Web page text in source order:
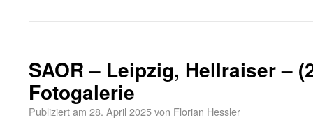
SAOR – Leipzig, Hellraiser –
Fotogalerie
Publiziert am 28. April 2025von Florian Hessler